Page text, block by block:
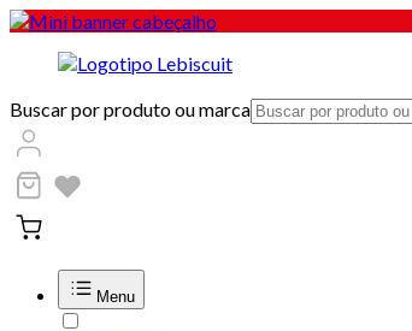
Buscar por produto ou marca
Menu